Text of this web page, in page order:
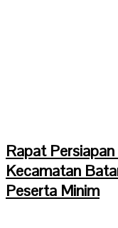
Rapat
Kecamatan
Peserta Minim